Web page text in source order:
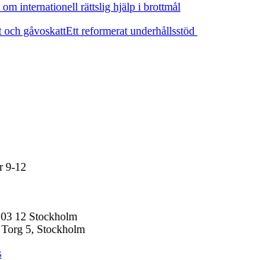
internationell rättslig hjälp i brottmål
och gåvoskattEtt reformerat underhållsstöd
9-12
12 Stockholm
5, Stockholm